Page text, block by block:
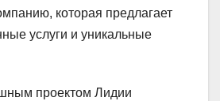
которая предлагает
услуги и уникальные
проектом Лидии